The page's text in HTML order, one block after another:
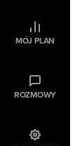
MÓJ PLAN
ROZMOWY